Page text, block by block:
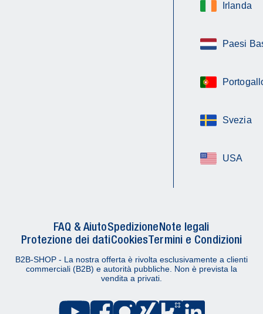
Irlanda
Paesi
Svezia
USA
FAQ & AiutoSpedizioneNote legali
Protezione dei datiCookiesTermini e Condizioni
B2B-SHOP - La nostra offerta è rivolta esclusivamente a clienti
commerciali (B2B) e autorità pubbliche. Non è prevista la
vendita a privati.